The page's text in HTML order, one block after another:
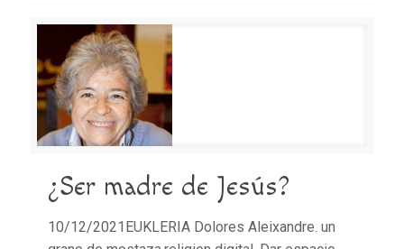
¿Ser madre de Jesús?
10/12/2021EUKLERIA Dolores Aleixandre. un